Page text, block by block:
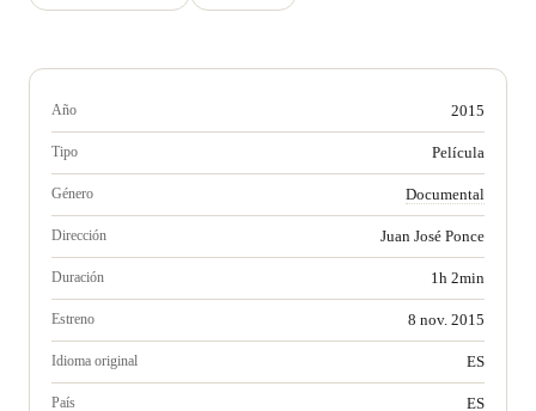
Año 2015
Tipo Película
Género Documental
Dirección Juan José Ponce
Duración 1h 2min
Estreno 8 nov. 2015
Idioma original ES
País ES